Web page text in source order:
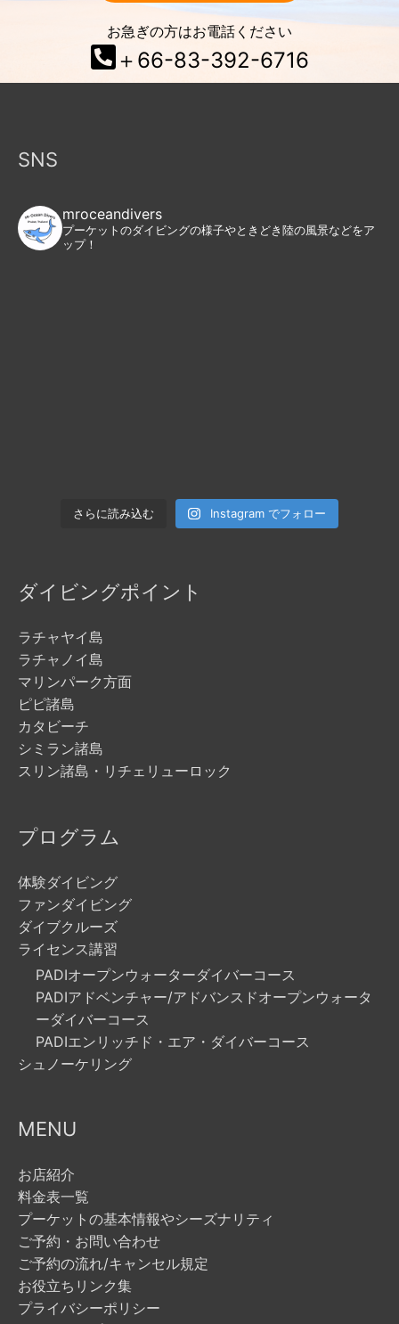
お急ぎの方はお電話ください
＋66-83-392-6716
SNS
mroceandivers
プーケットのダイビングの様子やときどき陸の風景などをア
ップ！
さらに読み込む Instagram でフォロー
ダイビングポイント
ラチャヤイ島
ラチャノイ島
マリンパーク方面
ピピ諸島
カタビーチ
シミラン諸島
スリン諸島・リチェリューロック
プログラム
体験ダイビング
ファンダイビング
ダイブクルーズ
ライセンス講習
PADIオープンウォーターダイバーコース
PADIアドベンチャー/アドバンスドオープンウォータ
ーダイバーコース
PADIエンリッチド・エア・ダイバーコース
シュノーケリング
MENU
お店紹介
料金表一覧
プーケットの基本情報やシーズナリティ
ご予約・お問い合わせ
ご予約の流れ/キャンセル規定
お役立ちリンク集
プライバシーポリシー